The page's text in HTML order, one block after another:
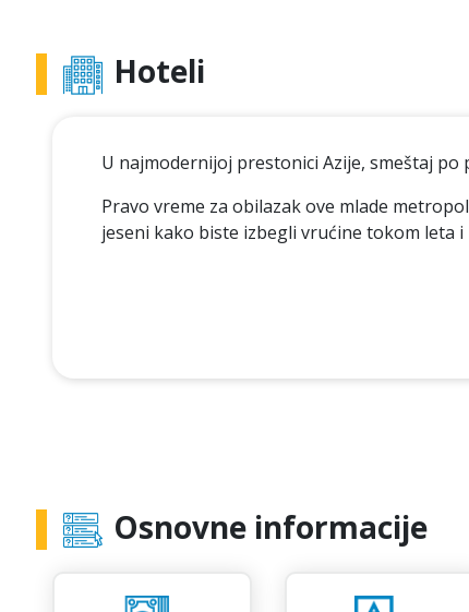
Hoteli
U najmodernijoj prestonici Azije, smeštaj
Pravo vreme za obilazak ove mlade
jeseni kako biste izbegli vrućine tokom leta i
Osnovne informacije